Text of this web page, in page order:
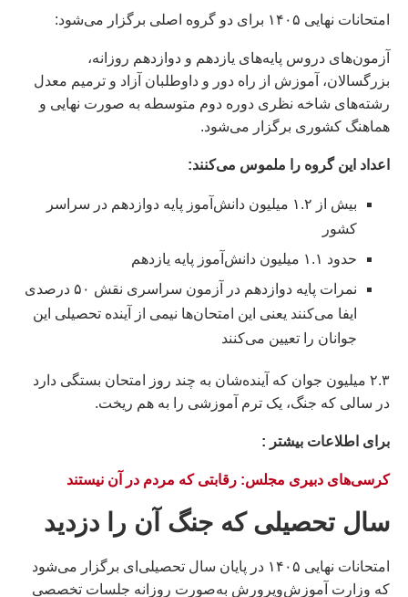
امتحانات نهایی ۱۴۰۵ برای دو گروه اصلی برگزار می‌شود:
آزمون‌های دروس پایه‌های یازدهم و دوازدهم روزانه،
بزرگسالان، آموزش از راه دور و داوطلبان آزاد و ترمیم معدل
رشته‌های شاخه نظری دوره دوم متوسطه به صورت نهایی و
هماهنگ کشوری برگزار می‌شود.
اعداد این گروه را ملموس می‌کنند:
بیش از ۱.۲ میلیون دانش‌آموز پایه دوازدهم در سراسر
کشور
حدود ۱.۱ میلیون دانش‌آموز پایه یازدهم
نمرات پایه دوازدهم در آزمون سراسری نقش ۵۰ درصدی
ایفا می‌کنند یعنی این امتحان‌ها نیمی از آینده تحصیلی این
جوانان را تعیین می‌کنند
۲.۳ میلیون جوان که آینده‌شان به چند روز امتحان بستگی دارد
در سالی که جنگ، یک ترم آموزشی را به هم ریخت.
براى اطلاعات بيشتر :
کرسی‌های دبیری مجلس: رقابتی که مردم در آن نیستند
سال تحصیلی که جنگ آن را دزدید
امتحانات نهایی ۱۴۰۵ در پایان سال تحصیلی‌ای برگزار می‌شود
که وزارت آموزش‌وپرورش به‌صورت روزانه جلسات تخصصی